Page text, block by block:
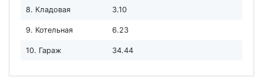
8. Кладовая 3.10
9. Котельная 6.23
10. Гараж 34.44